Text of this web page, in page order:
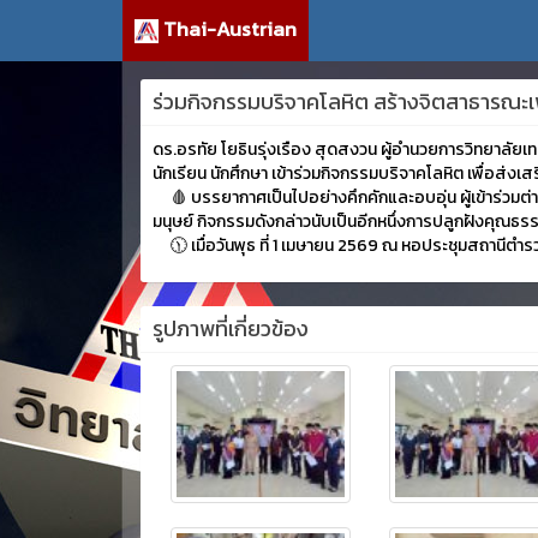
Thai-Austrian
ร่วมกิจกรรมบริจาคโลหิต สร้างจิตสาธารณ
ดร.อรทัย โยธินรุ่งเรือง สุดสงวน ผู้อำนวยการวิทยาลัย
นักเรียน นักศึกษา เข้าร่วมกิจกรรมบริจาคโลหิต เพื่อส่ง
🩸 บรรยากาศเป็นไปอย่างคึกคักและอบอุ่น ผู้เข้าร่วมต่
มนุษย์ กิจกรรมดังกล่าวนับเป็นอีกหนึ่งการปลูกฝังคุณธรร
🕦 เมื่อวันพุธ ที่ 1 เมษายน 2569 ณ หอประชุมสถานีต
รูปภาพที่เกี่ยวข้อง